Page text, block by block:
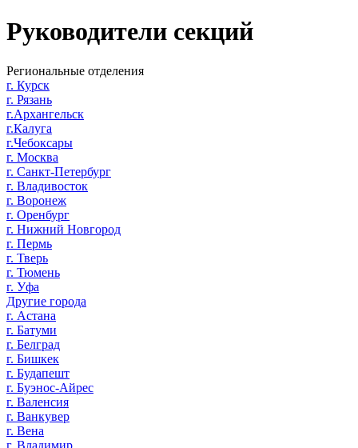
Руководители секций
Региональные отделения
г. Курск
г. Рязань
г.Архангельск
г.Калуга
г.Чебоксары
г. Москва
г. Санкт-Петербург
г. Владивосток
г. Воронеж
г. Оренбург
г. Нижний Новгород
г. Пермь
г. Тверь
г. Тюмень
г. Уфа
Другие города
г. Астана
г. Батуми
г. Белград
г. Бишкек
г. Будапешт
г. Буэнос-Айрес
г. Валенсия
г. Ванкувер
г. Вена
г. Владимир